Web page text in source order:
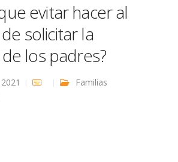
evitar hacer al
solicitar la
los padres?
Familias
¿Qué hay que evitar hacer al momento de